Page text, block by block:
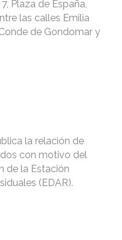
Plaza de España,
las calles Emilia
de Gondomar y
la relación de
con motivo del
de la Estación
(EDAR).